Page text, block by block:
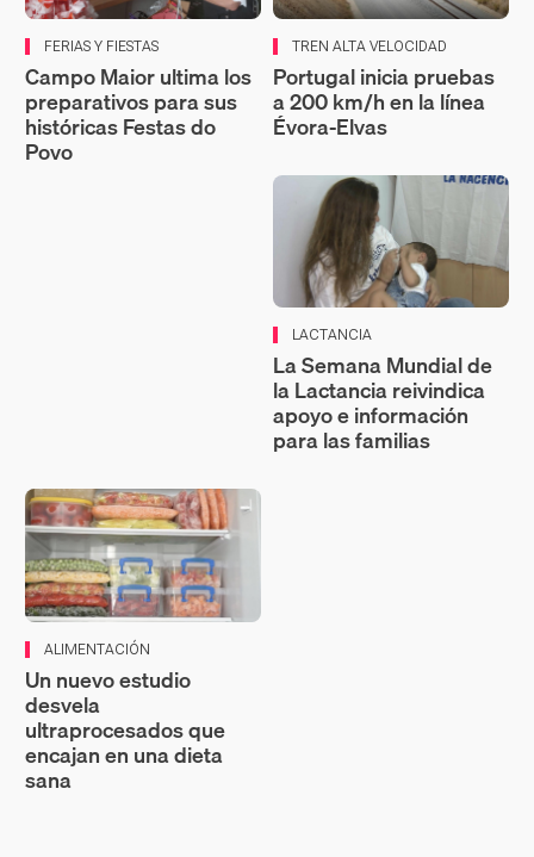
FERIAS Y FIESTAS
Campo Maior ultima los
preparativos para sus
históricas Festas do
Povo
TREN ALTA VELOCIDAD
Portugal inicia pruebas
a 200 km/h en la línea
Évora-Elvas
LACTANCIA
La Semana Mundial de
la Lactancia reivindica
apoyo e información
para las familias
ALIMENTACIÓN
Un nuevo estudio
desvela
ultraprocesados que
encajan en una dieta
sana